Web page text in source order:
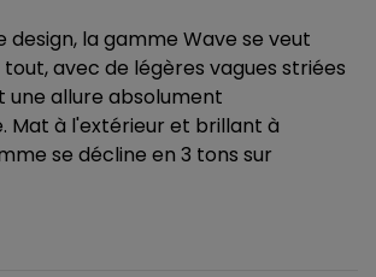
design, la gamme Wave se veut
avec de légères vagues striées
une allure absolument
Mat à l'extérieur et brillant à
se décline en 3 tons sur